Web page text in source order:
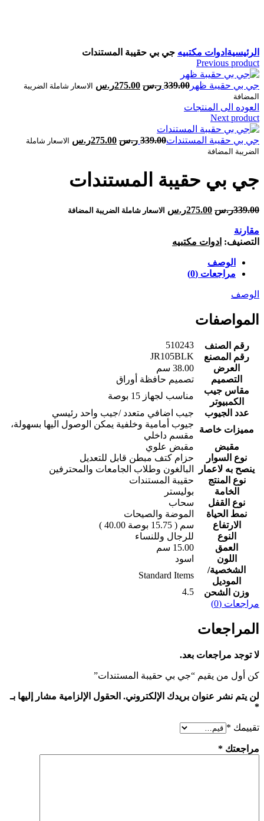
الرئيسية ادوات مكتبيه
Previous product
339.00 ر.س 275.00ر.س الاسعار شاملة الضريبة
المضافة
العوده الى المنتجات
Next product
339.00 ر.س 275.00ر.س الاسعار شاملة
الضريبة المضافة
339.00ر.س 275.00ر.س الاسعار شاملة الضريبة المضافة
مقارنة
التصنيف: ادوات مكتبيه
الوصف
مراجعات (0)
الوصف
المواصفات
رقم الصنف
510243
رقم المصنع
JR105BLK
العرض
‎38.00 سم‎
التصميم
مقاس جيب
الكمبيوتر
مناسب لجهاز 15 بوصة
عدد الجيوب
مميزات خاصة
‎جيوب أمامية وخلفية يمكن الوصول اليها بسهولة،
مقسم داخلي‎
مقبض
مقبض علوي
نوع السوار
حزام كتف مبطن قابل للتعديل
ينصح به لاعمار
البالغون وطلاب الجامعات والمحترفين
نوع المنتج
حقيبة المستندات
الخامة
نوع القفل
سحاب
نمط الحياة
الموضة والصيحات
الارتفاع
النوع
للرجال وللنساء
العمق
‎15.00 سم‎
اللون
اسود
الشخصية/
الموديل
Standard Items
وزن الشحن
4.5
مراجعات (0)
المراجعات
لا توجد مراجعات بعد.
كن أول من يقيم “‎‎جي بي‎‎ ‎حقيبة المستندات‎”
لن يتم نشر عنوان بريدك الإلكتروني. الحقول الإلزامية مشار إليها بـ
*
تقييمك *
مراجعتك *